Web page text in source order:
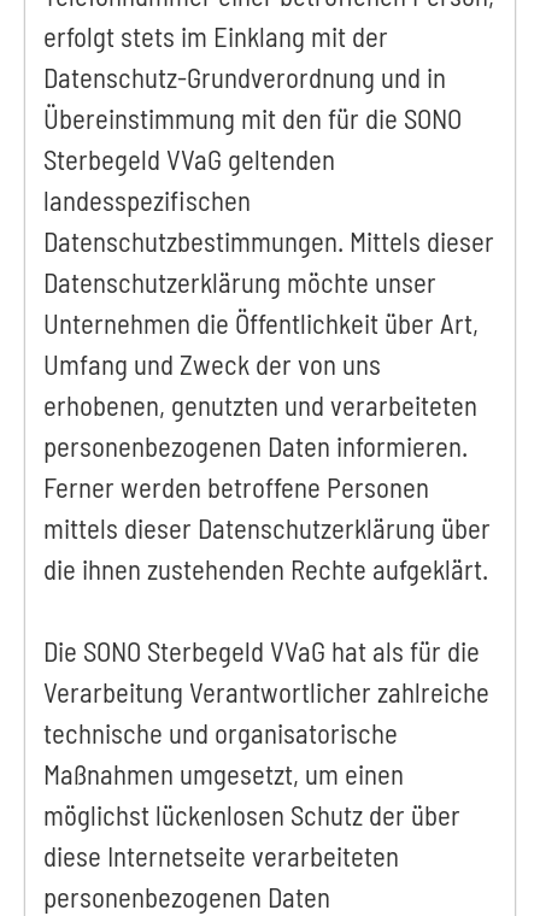
erfolgt stets im Einklang mit der
Datenschutz-Grundverordnung und in
Übereinstimmung mit den für die SONO
Sterbegeld VVaG geltenden
landesspezifischen
Datenschutzbestimmungen. Mittels dieser
Datenschutzerklärung möchte unser
Unternehmen die Öffentlichkeit über Art,
Umfang und Zweck der von uns
erhobenen, genutzten und verarbeiteten
personenbezogenen Daten informieren.
Ferner werden betroffene Personen
mittels dieser Datenschutzerklärung über
die ihnen zustehenden Rechte aufgeklärt.
Die SONO Sterbegeld VVaG hat als für die
Verarbeitung Verantwortlicher zahlreiche
technische und organisatorische
Maßnahmen umgesetzt, um einen
möglichst lückenlosen Schutz der über
diese Internetseite verarbeiteten
personenbezogenen Daten